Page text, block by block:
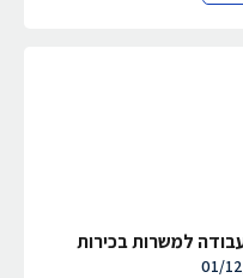
למשרות בכירות
01/